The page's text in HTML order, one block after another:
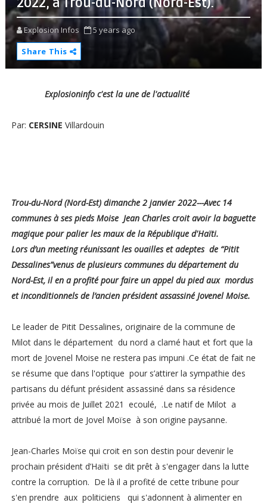
2022, à Trou-du-Nord (Nord-Est).
Explosion Infos
5 years ago
Share This
Explosioninfo c'est la une de l'actualité
Par: CERSINE Villardouin
Trou-du-Nord (Nord-Est) dimanche 2 janvier 2022---Avec 14
communes à ses pieds Moise Jean Charles croit avoir la baguette
magique pour palier les maux de la République d'Haïti.
Lors d’un meeting réunissant les ouailles et adeptes de “Pitit
Dessalines”venus de plusieurs communes du département du
Nord-Est, il en a profité pour faire un appel du pied aux mordus
et inconditionnels de l’ancien président assassiné Jovenel Moise.
Le leader de Pitit Dessalines, originaire de la commune de
Milot dans le département du nord a clamé haut et fort que la
mort de Jovenel Moise ne restera pas impuni .Ce état de fait ne
se résume que dans l'optique pour s’attirer la sympathie des
partisans du défunt président assassiné dans sa résidence
privée au mois de Juillet 2021 ecoulé, .Le natif de Milot a
attribué la mort de Jovel Moïse à son origine paysanne.
Jean-Charles Moïse qui croit en son destin pour devenir le
prochain président d’Haïti se dit prêt à s'engager dans la lutte
contre la corruption. De là il a profité de cette tribune pour
s'en prendre aux politiciens qui s'adonnent à alimenter en